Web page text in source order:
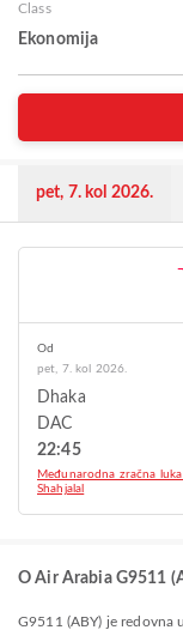
Class
Ekonomija
pet, 7. kol 2026.
Od
pet, 7. kol 2026.
Dhaka
DAC
22:45
Međunarodna zračna
Shahjalal
O Air Arabia G9511
G9511 (ABY) je redovna